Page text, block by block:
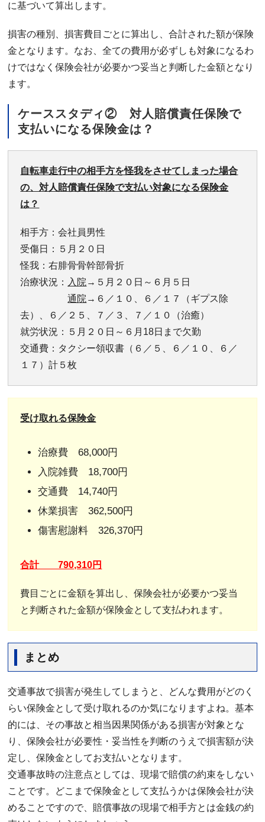
に基づいて算出します。
損害の種別、損害費目ごとに算出し、合計された額が保険
金となります。なお、全ての費用が必ずしも対象になるわ
けではなく保険会社が必要かつ妥当と判断した金額となり
ます。
ケーススタディ② 対人賠償責任保険で
支払いになる保険金は？
自転車走行中の相手方を怪我をさせてしまった場合
の、対人賠償責任保険で支払い対象になる保険金
は？
相手方：会社員男性
受傷日：５月２０日
怪我：右腓骨骨幹部骨折
治療状況： 入院 →５月２０日～６月５日
通院 →６／１０、６／１７（ギプス除
去）、６／２５、７／３、７／１０（治癒）
就労状況：５月２０日～６月18日まで欠勤
交通費：タクシー領収書（６／５、６／１０、６／
１７）計５枚
受け取れる保険金
治療費 68,000円
入院雑費 18,700円
交通費 14,740円
休業損害 362,500円
傷害慰謝料 326,370円
合計 790,310円
費目ごとに金額を算出し、保険会社が必要かつ妥当
と判断された金額が保険金として支払われます。
まとめ
交通事故で損害が発生してしまうと、どんな費用がどのく
らい保険金として受け取れるのか気になりますよね。基本
的には、その事故と相当因果関係がある損害が対象とな
り、保険会社が必要性・妥当性を判断のうえで損害額が決
定し、保険金としてお支払いとなります。
交通事故時の注意点としては、現場で賠償の約束をしない
ことです。どこまで保険金として支払うかは保険会社が決
めることですので、賠償事故の現場で相手方とは金銭の約